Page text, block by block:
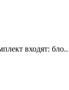
входят: бло..